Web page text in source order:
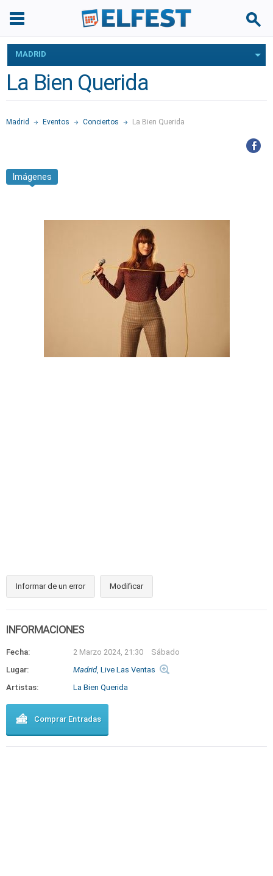
MADRID
La Bien Querida
Madrid Eventos Conciertos La Bien Querida
Imágenes
Informar de un error Modificar
INFORMACIONES
Fecha: 2 Marzo 2024, 21:30
Sábado
Lugar:
Madrid, Live Las Ventas
Artistas:
La Bien Querida
Comprar Entradas